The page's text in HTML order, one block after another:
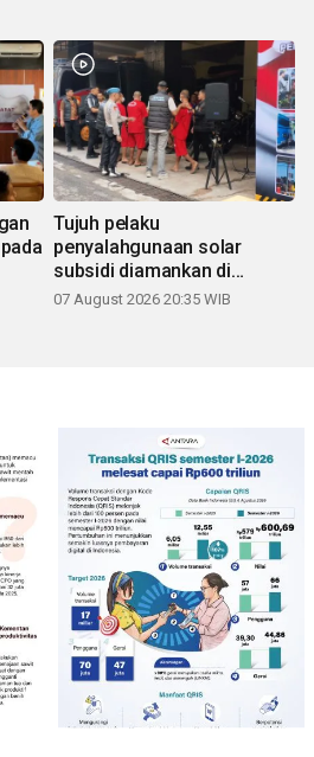
Tujuh pelaku
penyalahgunaan solar
subsidi diamankan di
Sumbar
07 August 2026 20:35 WIB